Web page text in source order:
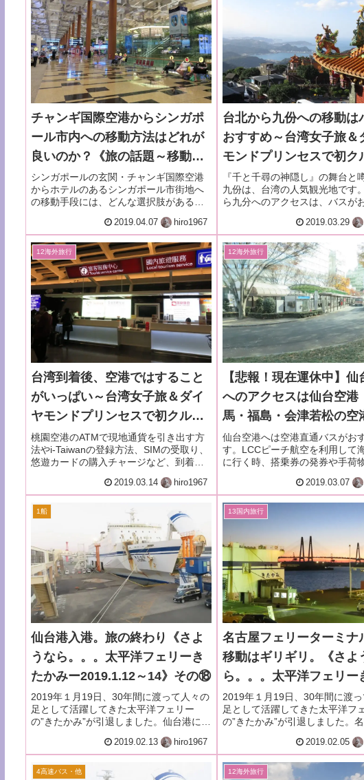
チャンギ国際空港からシンガポ
ール市内への移動方法はどれが
良いのか？《旅の話題～移動編
3》改2025
シンガポールの玄関・チャンギ国際空港
からホテルのあるシンガポール市街地へ
の移動手段には、どんな選択肢があるの
動方法は何？深夜着なら朝まで空港で待
機するという選択肢も...。
2019.04.07 hiro1967
台北から九份への移動は
おすすめ～台湾女子旅＆
モンドプリンセスで初ク
ー2018.12月・本編2-6
『千と千尋の神隠し』の舞台と
九份は、台湾の人気観光地です
ら九分へのアクセスは、バスが
2019.03.29
12海外旅行
台湾到着後、空港ではすること
がいっぱい～台湾女子旅＆ダイ
ヤモンドプリンセスで初クルー
ズー2018.12月・本編1-4
桃園空港のATMで現地通貨を引き出す方
法やi-Taiwanの登録方法、SIMの受取り、
悠遊カードの購入チャージなど、到着
2019.03.14 hiro1967
12海外旅行
【悲報！現在運休中】仙
へのアクセスは仙台空
馬・福島・会津若松の空
バスが楽だった♪～台湾女
ダイヤモンドプリンセス
ルーズー2018.12月・本編
仙台空港へは空港直通バスがお
す。LCCピーチ航空を利用して
に行く時、搭乗券の発券や手荷
2019.03.07
1船
仙台港入港。旅の終わり《さよ
うなら。。。太平洋フェリーき
たかみー2019.1.12～14》その⑱
2019年１月19日、30年間に渡って人々の
足として活躍してきた太平洋フェリー
の”きたかみ”が引退しました。仙台港に入
港して、私の２泊３日のきたかみとのお
わかれ旅行が終わりました。
2019.02.13 hiro1967
13国内旅行
名古屋フェリーターミナ
移動はギリギリ。《さよ
ら。。。太平洋フェリー
みー2019.1.12～14》そ
2019年１月19日、30年間に渡
足として活躍してきた太平洋フ
の”きたかみ”が引退しました。
リーターミナルへの移動、地下
乗継いで行く時の注意点など。
2019.02.05
4高速バス・他 12海外旅行